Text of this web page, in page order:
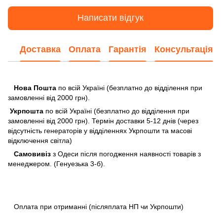
Написати відгук
Доставка Оплата Гарантія Консультація
Нова Пошта по всій Україні (безплатно до відділення при
замовленні від 2000 грн).
Укрпошта по всій Україні (безплатно до відділення при
замовленні від 2000 грн). Термін доставки 5-12 днів (через
відсутність генераторів у відділеннях Укрпошти та масові
відключення світла)
Самовивіз з Одеси після погодження наявності товарів з
менеджером. (Генуезька 3-б).
Оплата при отриманні (післяплата НП чи Укрпошти)